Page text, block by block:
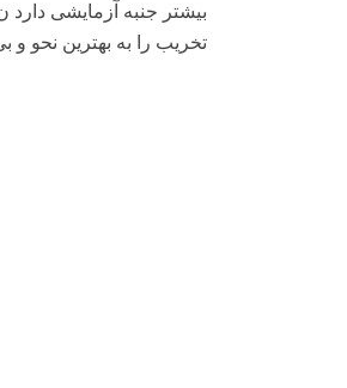
بیشتر جنبه آزمایشی
تخریب را به بهترین نحو و